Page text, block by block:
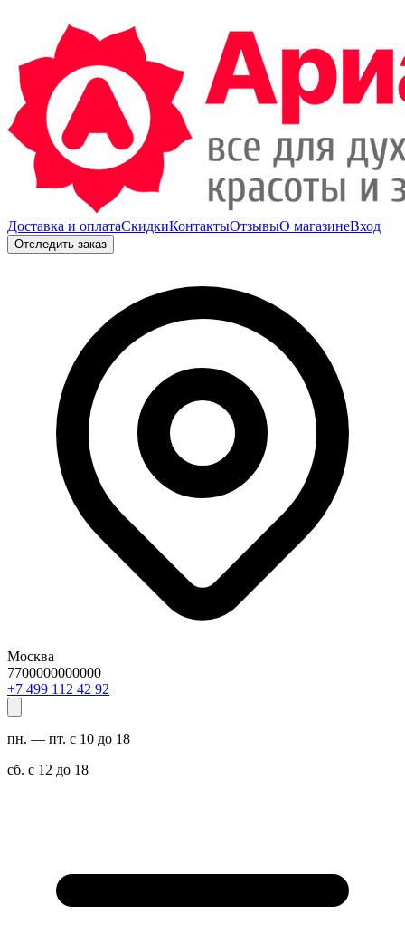
Доставка и оплатаСкидкиКонтактыОтзывыО магазинеВход
Отследить заказ
Москва
7700000000000
29 24 211 994 7+
пн. — пт. с 10 до 18
сб. с 12 до 18